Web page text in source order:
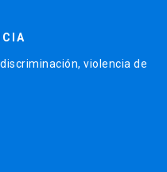
violencia de